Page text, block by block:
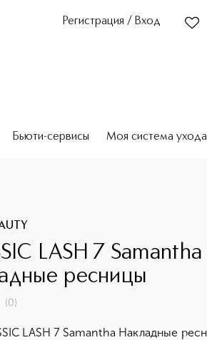
Регистрация / Вход
Бьюти-сервисы Моя система ухода
LASH 7 Samantha
ресницы
(0)
LASH 7 Samantha Накладные